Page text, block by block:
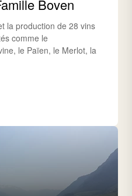
Boven
la production de 28 vins
comme le
le Païen, le Merlot, la